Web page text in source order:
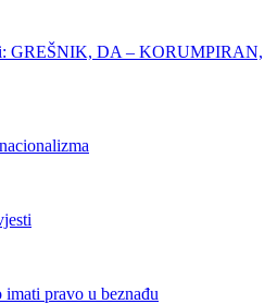
GREŠNIK, DA – KORUMPIRAN,
pravo u beznađu